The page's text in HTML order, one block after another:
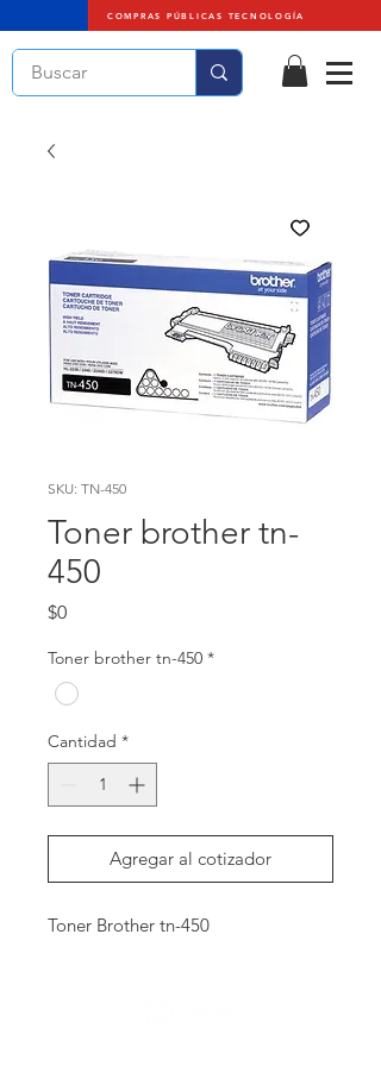
COMPRAS PÚBLICAS TECNOLOGÍA
SKU: TN-450
Toner brother tn-
450
$0Precio
Toner brother tn-450 *
Cantidad *
Agregar al cotizador
Toner Brother tn-450